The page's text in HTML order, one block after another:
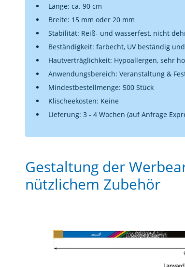
Länge: ca. 90 cm
Breite: 15 mm oder 20 mm
Stabilität: Reiß- und wasserfest, nicht
Beständigkeit: farbecht, UV beständig
Hautverträglichkeit: Hypoallergen, sehr
Anwendungsbereich: Veranstaltung &
Mindestbestellmenge: 500 Stück
Klischeekosten: Keine
Lieferung: 3 - 4 Wochen (auf Anfrage
Gestaltung der
nützlichem Zubehör